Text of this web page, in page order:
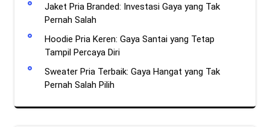
Jaket Pria Branded: Investasi Gaya yang Tak
Pernah Salah
Hoodie Pria Keren: Gaya Santai yang Tetap
Tampil Percaya Diri
Sweater Pria Terbaik: Gaya Hangat yang Tak
Pernah Salah Pilih